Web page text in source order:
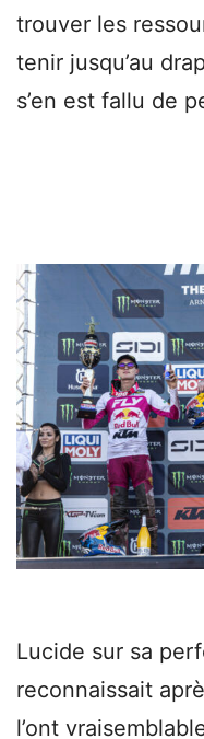
trouver les
tenir jusqu’au
s’en est fallu de
Lucide sur sa
reconnaissait
l’ont